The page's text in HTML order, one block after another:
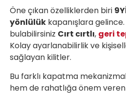
Öne çıkan özelliklerden biri
yönlülük kapanışlara
bulabilirsiniz Cırt cırtlı, geri
Kolay ayarlanabilirlik ve
sağlayan kilitler.
Bu farklı kapatma
hem de rahatlığa önem